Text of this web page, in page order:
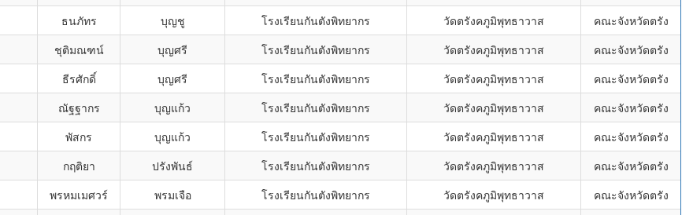
ธนภัทร บุญชู โรงเรียนกันตังพิทยากร วัดตรังคภูมิพุทธาวาส
คณะจังหวัดตรัง
ชุติมณฑน์ บุญศรี โรงเรียนกันตังพิทยากร วัดตรังคภูมิพุทธาวาส
คณะจังหวัดตรัง
ธีรศักดิ์ บุญศรี โรงเรียนกันตังพิทยากร วัดตรังคภูมิพุทธาวาส
คณะจังหวัดตรัง
ณัฐฐากร บุญแก้ว โรงเรียนกันตังพิทยากร วัดตรังคภูมิพุทธาวาส
คณะจังหวัดตรัง
พัสกร บุญแก้ว โรงเรียนกันตังพิทยากร วัดตรังคภูมิพุทธาวาส
คณะจังหวัดตรัง
กฤติยา ปรังพันธ์ โรงเรียนกันตังพิทยากร วัดตรังคภูมิพุทธาวาส
คณะจังหวัดตรัง
พรหมเมศวร์ พรมเจือ โรงเรียนกันตังพิทยากร วัดตรังคภูมิพุทธาวาส
คณะจังหวัดตรัง